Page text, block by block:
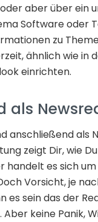
aber über ein
Software oder
zu
ähnlich wie in
einrichten.
anschließend als
zeigt Dir, wie
handelt es sich
Vorsicht, je
es sein das der
keine Panik,